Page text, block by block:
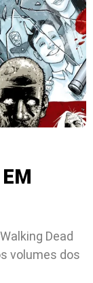
Dead
volumes dos